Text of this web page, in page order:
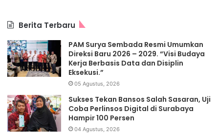
Berita Terbaru
PAM Surya Sembada Resmi Umumkan
Direksi Baru 2026 – 2029. “Visi Budaya
Kerja Berbasis Data dan Disiplin
Eksekusi.”
05 Agustus, 2026
Sukses Tekan Bansos Salah Sasaran, Uji
Coba Perlinsos Digital di Surabaya
Hampir 100 Persen
04 Agustus, 2026